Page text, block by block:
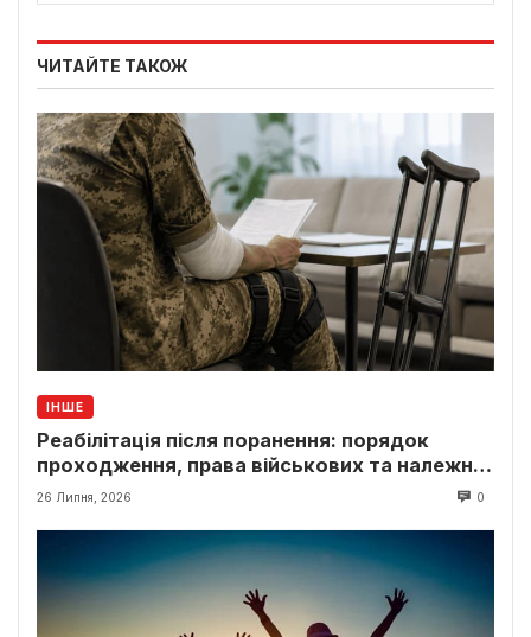
ЧИТАЙТЕ ТАКОЖ
ІНШЕ
Реабілітація після поранення: порядок
проходження, права військових та належні
виплати
26 Липня, 2026 0